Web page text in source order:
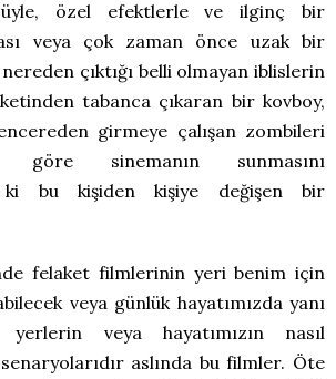
özel efektlerle ve ilginç bir
veya çok zaman önce uzak bir
çıktığı belli olmayan iblislerin
tabanca çıkaran bir kovboy,
girmeye çalışan zombileri
sinemanın sunmasını
ki bu kişiden kişiye değişen bir
felaket filmlerinin yeri benim için
veya günlük hayatımızda yanı
yerlerin veya hayatımızın nasıl
aslında bu filmler. Öte